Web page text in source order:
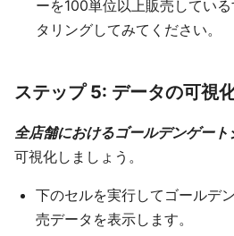
ーを100単位以上販売してい
タリングしてみてください。
ステップ 5: データの可視
全店舗におけるゴールデンゲー
可視化しましょう。
下のセルを実行してゴールデ
売データを表示します。